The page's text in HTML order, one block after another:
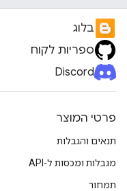
בלוג
ספריות לקוח
Discord
פרטי המוצר
תנאים והגבלות
מגבלות ומכסות ל-API
תמחור